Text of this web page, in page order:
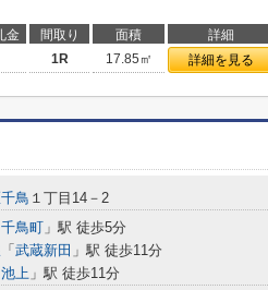
金 間取り 面積 詳細
1R 17.85㎡ 詳細を見る
千鳥 １丁目14－2
千鳥町 」駅 徒歩5分
「 武蔵新田 」駅 徒歩11分
池上 」駅 徒歩11分